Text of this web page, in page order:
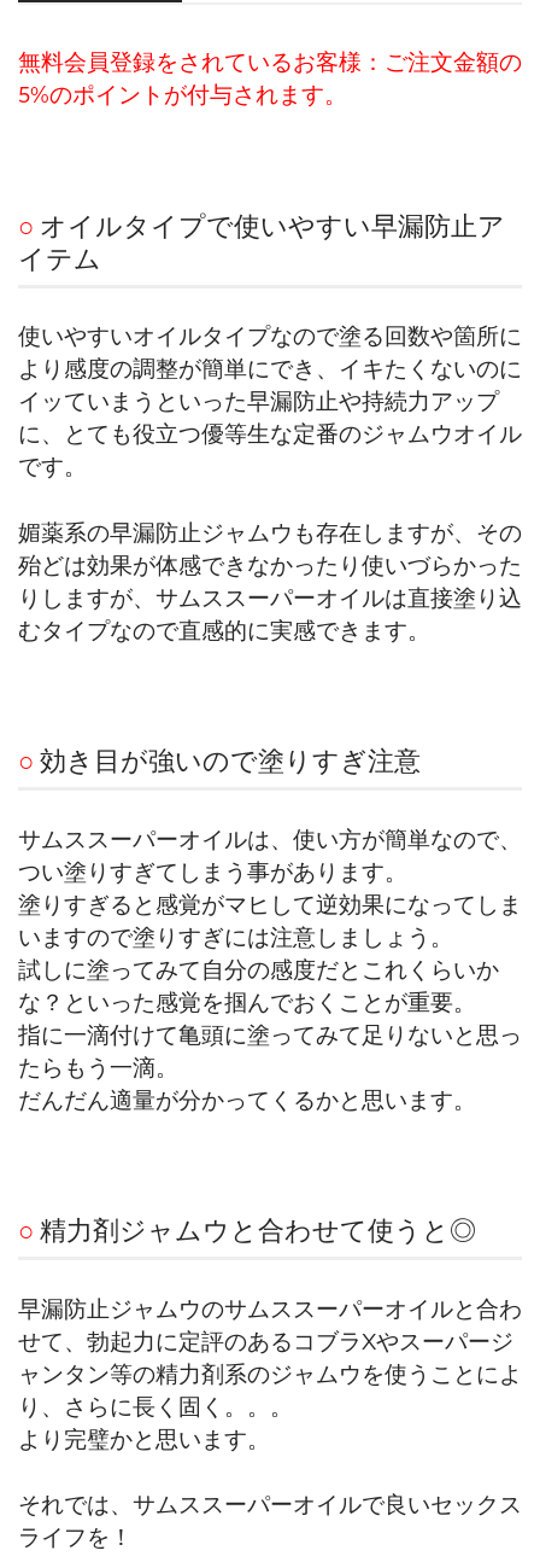
無料会員登録をされているお客様：ご注文金額の
5%のポイントが付与されます。
○ オイルタイプで使いやすい早漏防止ア
イテム
使いやすいオイルタイプなので塗る回数や箇所に
より感度の調整が簡単にでき、イキたくないのに
イッていまうといった早漏防止や持続力アップ
に、とても役立つ優等生な定番のジャムウオイル
です。
媚薬系の早漏防止ジャムウも存在しますが、その
殆どは効果が体感できなかったり使いづらかった
りしますが、サムススーパーオイルは直接塗り込
むタイプなので直感的に実感できます。
○ 効き目が強いので塗りすぎ注意
サムススーパーオイルは、使い方が簡単なので、
つい塗りすぎてしまう事があります。
塗りすぎると感覚がマヒして逆効果になってしま
いますので塗りすぎには注意しましょう。
試しに塗ってみて自分の感度だとこれくらいか
な？といった感覚を掴んでおくことが重要。
指に一滴付けて亀頭に塗ってみて足りないと思っ
たらもう一滴。
だんだん適量が分かってくるかと思います。
○ 精力剤ジャムウと合わせて使うと◎
早漏防止ジャムウのサムススーパーオイルと合わ
せて、勃起力に定評のあるコブラXやスーパージ
ャンタン等の精力剤系のジャムウを使うことによ
り、さらに長く固く。。。
より完璧かと思います。
それでは、サムススーパーオイルで良いセックス
ライフを！